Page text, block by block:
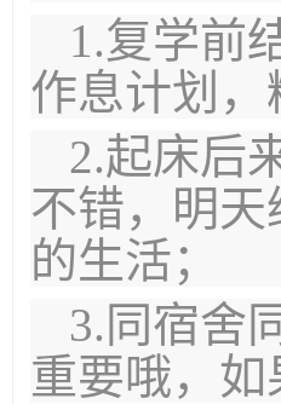
1.复学前
作息计划
2.起床后
不错，明
的生活；
3.同宿舍
重要哦，